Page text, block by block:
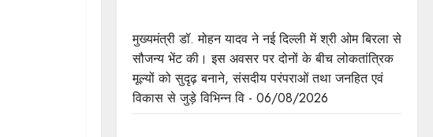
मुख्यमंत्री डॉ. मोहन यादव ने नई दिल्ली में श्री ओम बिरला से
सौजन्य भेंट की। इस अवसर पर दोनों के बीच लोकतांत्रिक
मूल्यों को सुदृढ़ बनाने, संसदीय परंपराओं तथा जनहित एवं
विकास से जुड़े विभिन्न वि - 06/08/2026